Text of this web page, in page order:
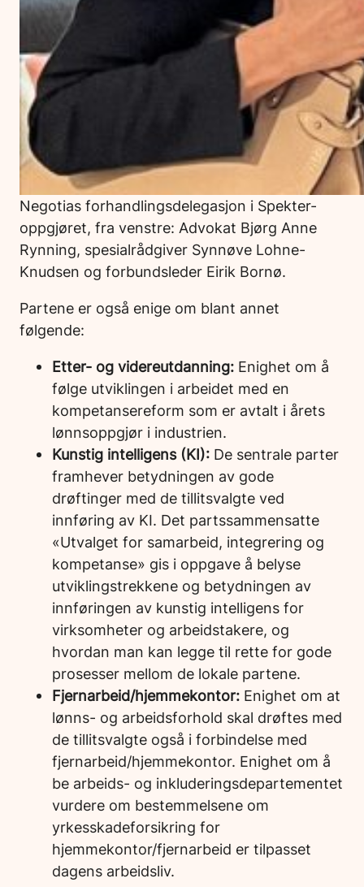
Negotias forhandlingsdelegasjon i Spekter-
oppgjøret, fra venstre: Advokat Bjørg Anne
Rynning, spesialrådgiver Synnøve Lohne-
Knudsen og forbundsleder Eirik Bornø.
Partene er også enige om blant annet
følgende:
Etter- og videreutdanning: Enighet om å
følge utviklingen i arbeidet med en
kompetansereform som er avtalt i årets
lønnsoppgjør i industrien.
Kunstig intelligens (KI): De sentrale parter
framhever betydningen av gode
drøftinger med de tillitsvalgte ved
innføring av KI. Det partssammensatte
«Utvalget for samarbeid, integrering og
kompetanse» gis i oppgave å belyse
utviklingstrekkene og betydningen av
innføringen av kunstig intelligens for
virksomheter og arbeidstakere, og
hvordan man kan legge til rette for gode
prosesser mellom de lokale partene.
Fjernarbeid/hjemmekontor: Enighet om at
lønns- og arbeidsforhold skal drøftes med
de tillitsvalgte også i forbindelse med
fjernarbeid/hjemmekontor. Enighet om å
be arbeids- og inkluderingsdepartementet
vurdere om bestemmelsene om
yrkesskadeforsikring for
hjemmekontor/fjernarbeid er tilpasset
dagens arbeidsliv.